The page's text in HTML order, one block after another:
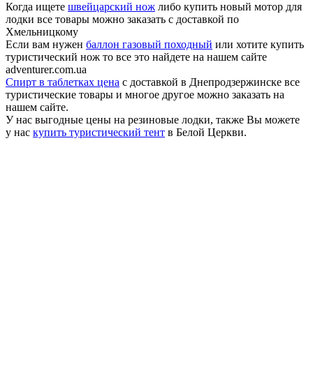
Когда ищете швейцарский нож либо купить новый мотор для
лодки все товары можно заказать с доставкой по
Хмельницкому
Если вам нужен баллон газовый походный или хотите купить
туристический нож то все это найдете на нашем сайте
adventurer.com.ua
Спирт в таблетках цена с доставкой в Днепродзержинске все
туристические товары и многое другое можно заказать на
нашем сайте.
У нас выгодные цены на резиновые лодки, также Вы можете
у нас купить туристический тент в Белой Церкви.